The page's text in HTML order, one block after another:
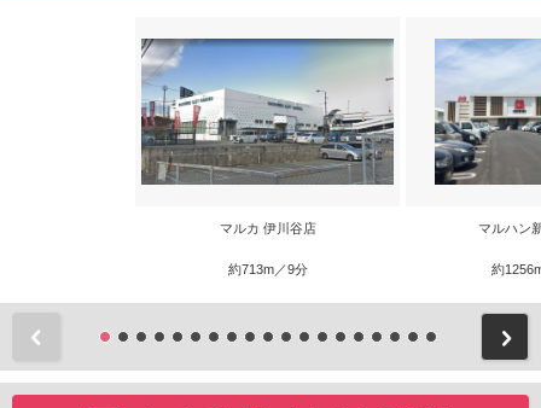
マルカ 伊川谷店
約713m／9分
マルハン
約